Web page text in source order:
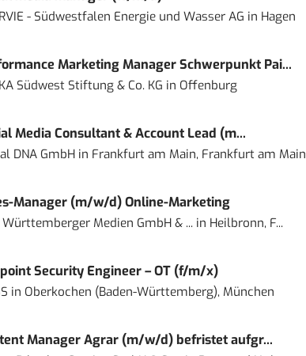
- Südwestfalen Energie und Wasser AG in Hagen
Marketing Manager Schwerpunkt Pai...
Südwest Stiftung & Co. KG in Offenburg
Media Consultant & Account Lead (m...
DNA GmbHin Frankfurt am Main, Frankfurt am Main
Manager (m/w/d) Online-Marketing
Medien GmbH & ...in Heilbronn, F...
Security Engineer – OT (f/m/x)
in Oberkochen (Baden-Württemberg), München
Manager Agrar (m/w/d) befristet aufgr...